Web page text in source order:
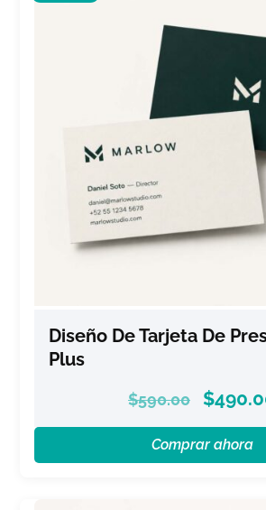
Diseño De Tarjeta De
Plus
$590.00 $
Comprar ahora